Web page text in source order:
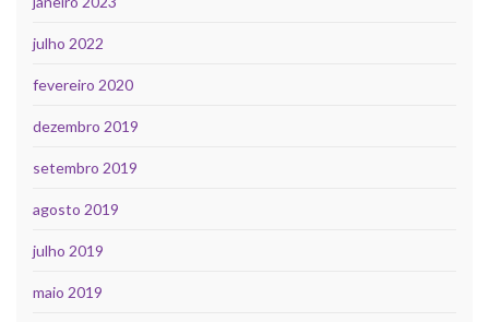
julho 2022
fevereiro 2020
dezembro 2019
setembro 2019
agosto 2019
julho 2019
maio 2019